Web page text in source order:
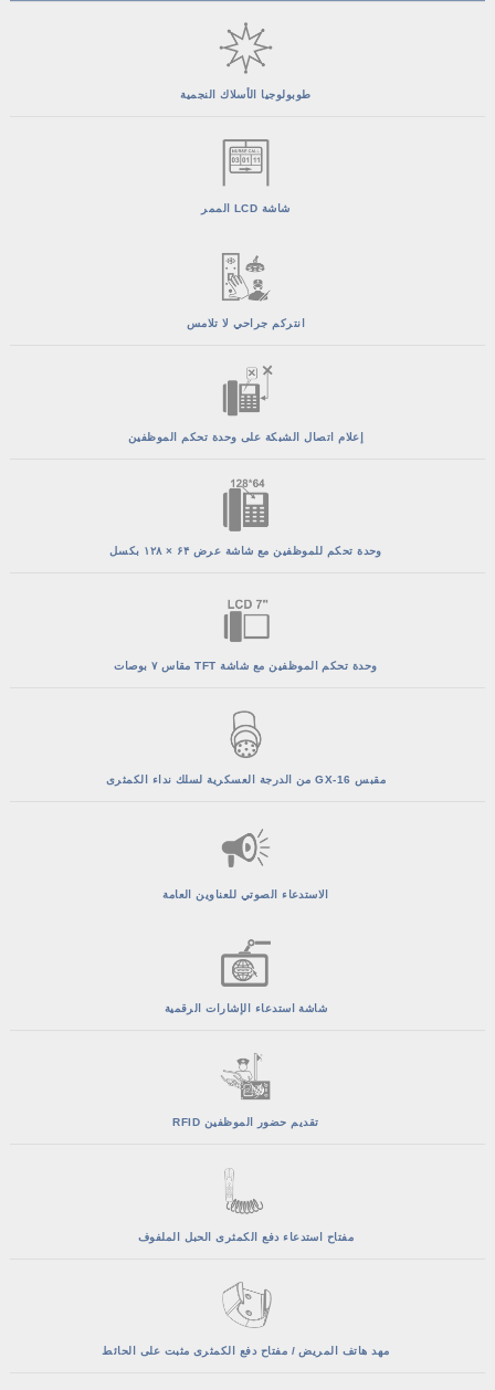
طوبولوجيا الأسلاك النجمية
شاشة LCD الممر
انتركم جراحي لا تلامس
إعلام اتصال الشبكة على وحدة تحكم الموظفين
وحدة تحكم للموظفين مع شاشة عرض ۶۴ × ۱۲۸ بكسل
وحدة تحكم الموظفين مع شاشة TFT مقاس ۷ بوصات
مقبس GX-16 من الدرجة العسكرية لسلك نداء الكمثرى
الاستدعاء الصوتي للعناوين العامة
شاشة استدعاء الإشارات الرقمية
تقديم حضور الموظفين RFID
مفتاح استدعاء دفع الكمثرى الحبل الملفوف
مهد هاتف المريض / مفتاح دفع الكمثرى مثبت على الحائط